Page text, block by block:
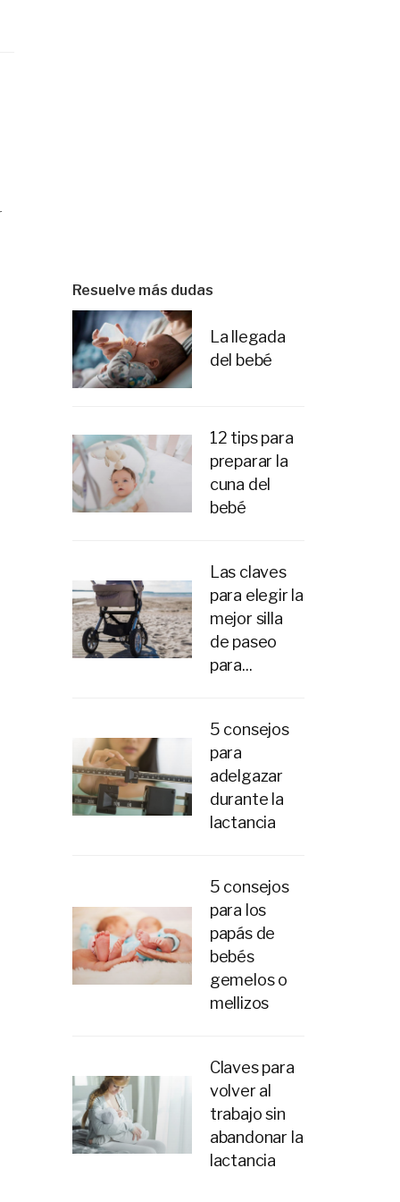
Resuelve más dudas
La llegada
del bebé
12 tips para
preparar la
cuna del
bebé
Las claves
para elegir la
mejor silla
de paseo
para...
5 consejos
para
adelgazar
durante la
lactancia
5 consejos
para los
papás de
bebés
gemelos o
mellizos
Claves para
volver al
trabajo sin
abandonar la
lactancia